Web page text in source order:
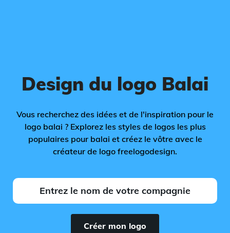
Design du logo Balai
Vous recherchez des idées et de l'inspiration pour le
logo balai ? Explorez les styles de logos les plus
populaires pour balai et créez le vôtre avec le
créateur de logo freelogodesign.
Créer mon logo